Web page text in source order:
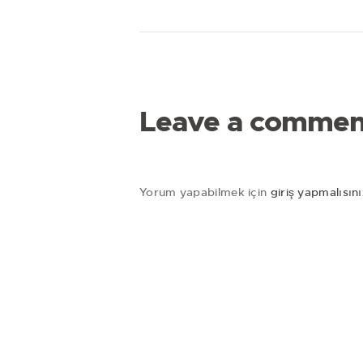
Leave a
Yorum yapabilmek için giriş